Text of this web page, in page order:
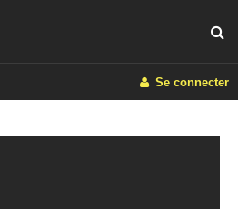
Se connecter